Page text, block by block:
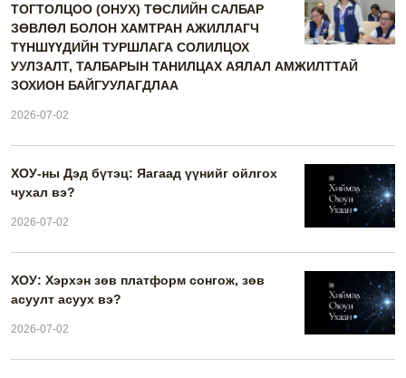
ТОГТОЛЦОО (ОНУХ) ТӨСЛИЙН САЛБАР
ЗӨВЛӨЛ БОЛОН ХАМТРАН АЖИЛЛАГЧ
ТҮНШҮҮДИЙН ТУРШЛАГА СОЛИЛЦОХ
УУЛЗАЛТ, ТАЛБАРЫН ТАНИЛЦАХ АЯЛАЛ АМЖИЛТТАЙ
ЗОХИОН БАЙГУУЛАГДЛАА
2026-07-02
ХОУ-ны Дэд бүтэц: Яагаад үүнийг ойлгох
чухал вэ?
2026-07-02
ХОУ: Хэрхэн зөв платформ сонгож, зөв
асуулт асуух вэ?
2026-07-02